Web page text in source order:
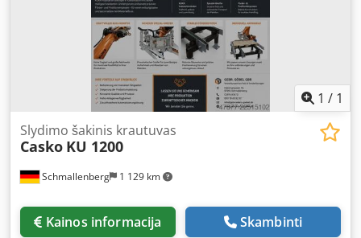
mums žinutę arba susisiekite telefonu.
1 / 1
Schmallenberg 1 129 km
Slydimo šakinis krautuvas
Casko KU 1200
Kainos informacija Skambinti